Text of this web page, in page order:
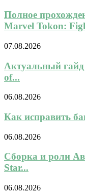
Полное
Marvel Tokon:
07.08.2026
Актуальный
of...
06.08.2026
Как исправить
06.08.2026
Сборка и роли
Star...
06.08.2026